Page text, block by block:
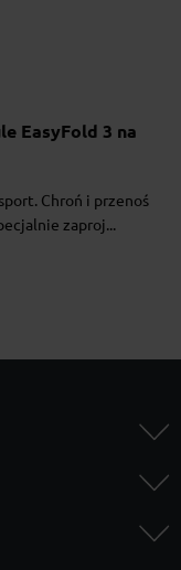
EasyFold 3 na
Chroń i przenoś
zaproj...